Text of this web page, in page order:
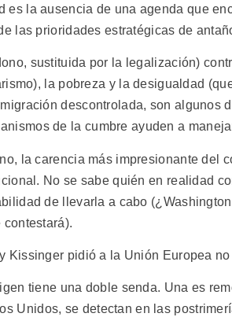
es la ausencia de una agenda que
las prioridades estratégicas de
sustituida por la legalización)
la pobreza y la desigualdad
descontrolada, son algunos
de la cumbre ayuden a
la carencia más impresionante del
No se sabe quién en realidad
de llevarla a cabo
contestará).
Kissinger pidió a la Unión Europea
tiene una doble senda. Una es
Unidos, se detectan en las